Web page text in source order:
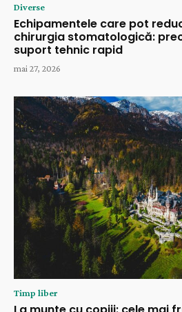
Diverse
Echipamentele care pot
chirurgia stomatologică:
suport tehnic rapid
mai 27, 2026
Timp liber